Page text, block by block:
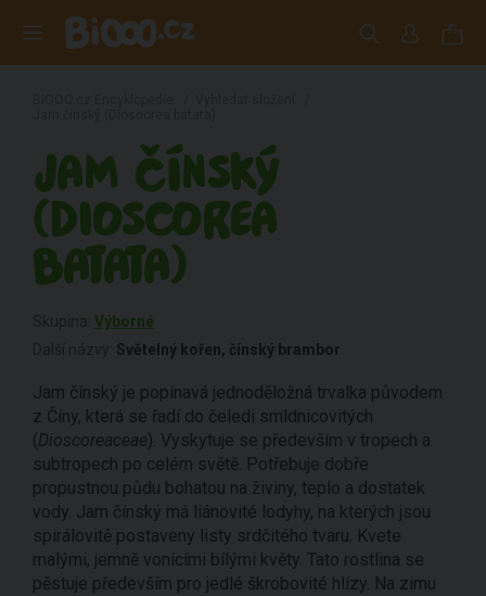
JAM ČÍNSKÝ
(DIOSCOREA
BATATA)
Výborné
Světelný kořen, čínský brambor
Jam čínský je popínavá jednoděložná trvalka původem
z Číny, která se řadí do čeledi smldnicovitých
(Dioscoreaceae). Vyskytuje se především v tropech a
subtropech po celém světě. Potřebuje dobře
propustnou půdu bohatou na živiny, teplo a dostatek
vody. Jam čínský má liánovité lodyhy, na kterých jsou
spirálovitě postaveny listy srdčitého tvaru. Kvete
malými, jemně vonícími bílými květy. Tato rostlina se
pěstuje především pro jedlé škrobovité hlízy. Na zimu